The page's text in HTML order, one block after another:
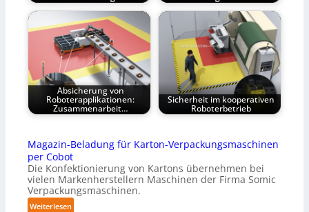
Absicherung von
Roboterapplikationen:
Zusammenarbeit…
Sicherheit im kooperativen
Roboterbetrieb
Magazin-Beladung für Karton-Verpackungsmaschinen
per Cobot
Die Konfektionierung von Kartons übernehmen bei
vielen Markenherstellern Maschinen der Firma Somic
Verpackungsmaschinen.
Weiterlesen: